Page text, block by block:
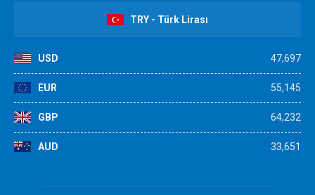
TRY - Türk Lirası
USD 47,697
EUR 55,145
GBP 64,232
AUD 33,651